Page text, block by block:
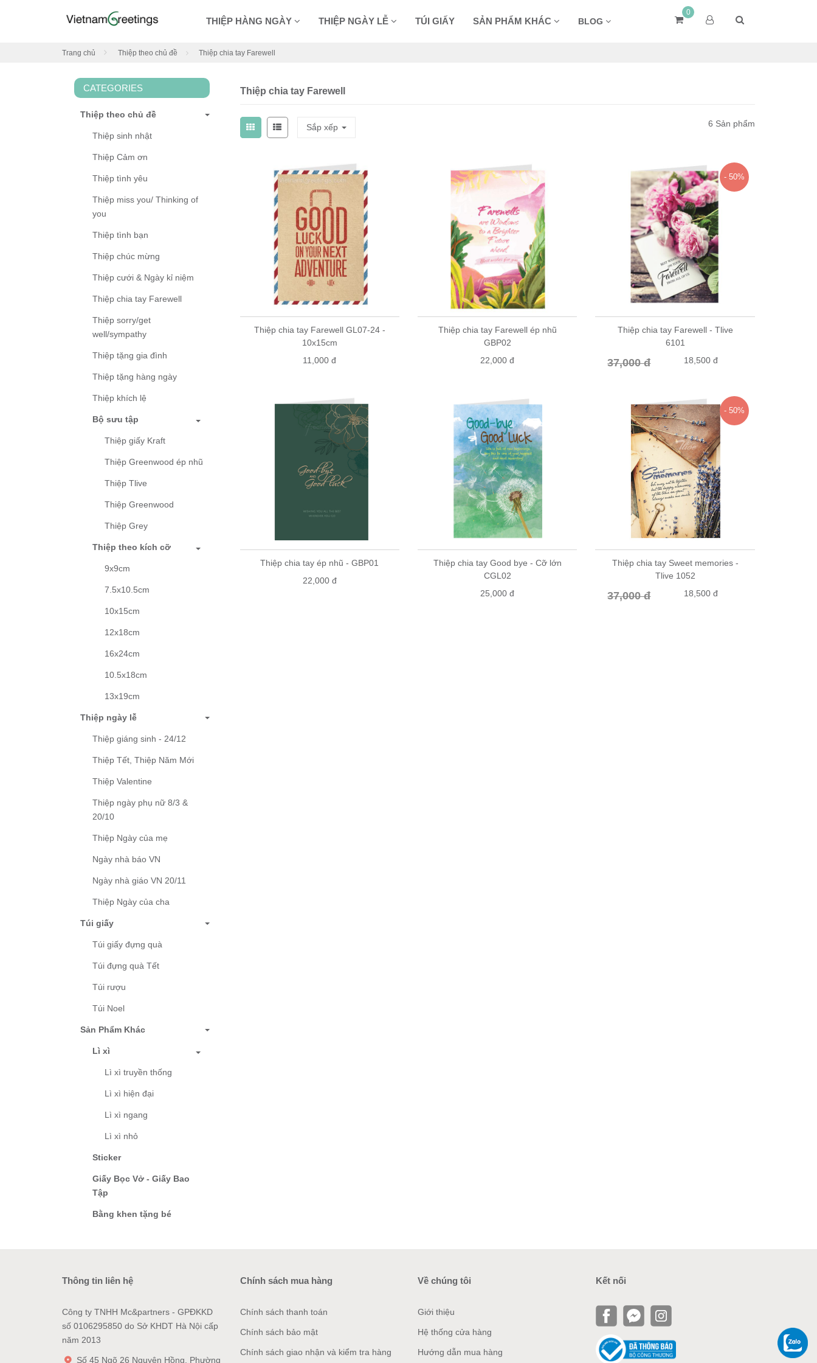
THIỆP HÀNG NGÀY THIỆP NGÀY LỄ TÚI GIẤY SẢN PHẨM KHÁC BLOG
0
Trang chủ Thiệp theo chủ đề Thiệp chia tay Farewell
CATEGORIES
Thiệp theo chủ đề
Thiệp sinh nhật
Thiệp Cảm ơn
Thiệp tình yêu
Thiệp miss you/ Thinking of
you
Thiệp tình bạn
Thiệp chúc mừng
Thiệp cưới & Ngày kỉ niệm
Thiệp chia tay Farewell
Thiệp sorry/get
well/sympathy
Thiệp tặng gia đình
Thiệp tặng hàng ngày
Thiệp khích lệ
Bộ sưu tập
Thiệp giấy Kraft
Thiệp Greenwood ép nhũ
Thiệp Tlive
Thiệp Greenwood
Thiệp Grey
Thiệp theo kích cỡ
9x9cm
7.5x10.5cm
10x15cm
12x18cm
16x24cm
10.5x18cm
13x19cm
Thiệp ngày lễ
Thiệp giáng sinh - 24/12
Thiệp Tết, Thiệp Năm Mới
Thiệp Valentine
Thiệp ngày phụ nữ 8/3 &
20/10
Thiệp Ngày của mẹ
Ngày nhà báo VN
Ngày nhà giáo VN 20/11
Thiệp Ngày của cha
Túi giấy
Túi giấy đựng quà
Túi đựng quà Tết
Túi rượu
Túi Noel
Sản Phẩm Khác
Lì xì
Lì xì truyền thống
Lì xì hiện đại
Lì xì ngang
Lì xì nhỏ
Sticker
Giấy Bọc Vở - Giấy Bao
Tập
Bằng khen tặng bé
Thiệp chia tay Farewell
Sắp xếp 6 Sản phẩm
Thiệp chia tay Farewell GL07-24 -
10x15cm
11,000 đ
Thiệp chia tay Farewell ép nhũ
GBP02
22,000 đ
- 50%
Thiệp chia tay Farewell - Tlive
6101
37,000 đ 18,500 đ
Thiệp chia tay ép nhũ - GBP01
22,000 đ
Thiệp chia tay Good bye - Cỡ lớn
CGL02
25,000 đ
- 50%
Thiệp chia tay Sweet memories -
Tlive 1052
37,000 đ 18,500 đ
Thông tin liên hệ
Công ty TNHH Mc&partners - GPĐKKD
số 0106295850 do Sở KHDT Hà Nội cấp
năm 2013
Số 45 Ngõ 26 Nguyên Hồng, Phường
Chính sách mua hàng
Chính sách thanh toán
Chính sách bảo mật
Chính sách giao nhận và kiểm tra hàng
Về chúng tôi
Giới thiệu
Hệ thống cửa hàng
Hướng dẫn mua hàng
Kết nối